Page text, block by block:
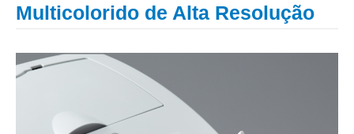
Multicolorido de Alta Resolução